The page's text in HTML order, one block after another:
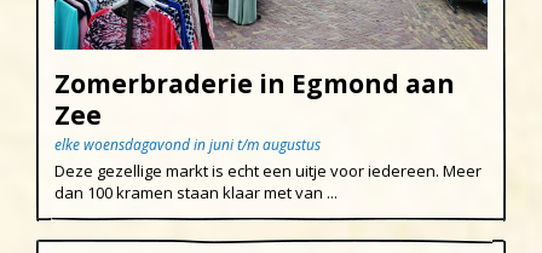
Zomerbraderie in Egmond aan
Zee
elke woensdagavond in juni t/m augustus
Deze gezellige markt is echt een uitje voor iedereen. Meer
dan 100 kramen staan klaar met van ...